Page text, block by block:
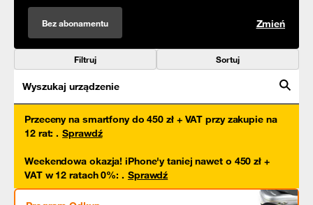
Bez abonamentu Zmień
Filtruj Sortuj
Wyszukaj urządzenie
Przeceny na smartfony do 450 zł + VAT przy zakupie na
12 rat: . Sprawdź
Weekendowa okazja! iPhone'y taniej nawet o 450 zł +
VAT w 12 ratach 0%: . Sprawdź